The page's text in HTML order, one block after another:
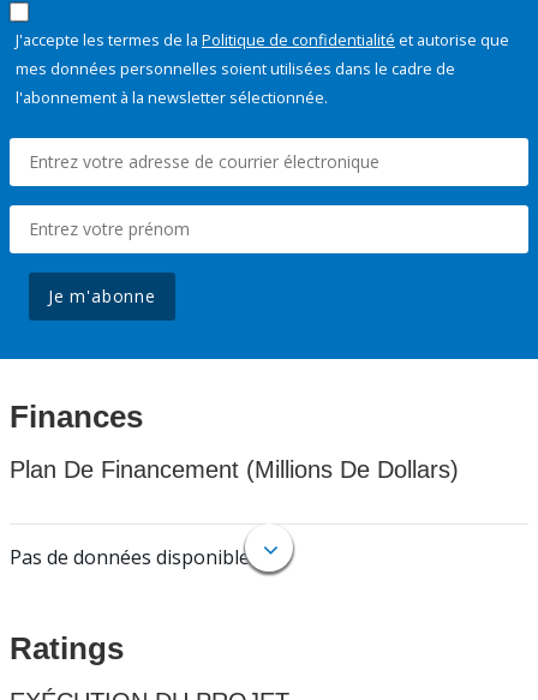
J'accepte les termes de la Politique de confidentialité et autorise que
mes données personnelles soient utilisées dans le cadre de
l'abonnement à la newsletter sélectionnée.
Je m'abonne
Finances
Plan De Financement (Millions De Dollars)
Pas de données disponibles.
Ratings